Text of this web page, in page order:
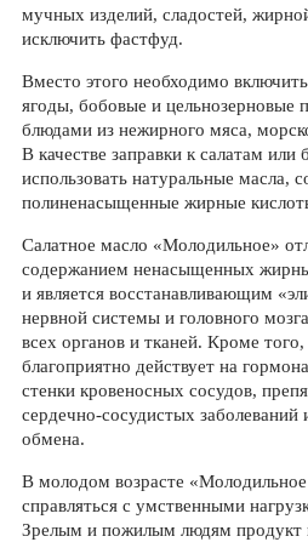
мучных изделий, сладостей,
исключить фастфуд.
Вместо этого необходимо
ягоды, бобовые и цельнозерновые
блюдами из нежирного мяса,
В качестве заправки к салатам
использовать натуральные масла,
полиненасыщенные жирные
Салатное масло «Молодильное»
содержанием ненасыщенных
и является восстанавливающим
нервной системы и головного
всех органов и тканей. Кроме
благоприятно действует на
стенки кровеносных сосудов,
сердечно-сосудистых
обмена.
В молодом возрасте «Молодильное
справляться с умственными
Зрелым и пожилым людям продукт